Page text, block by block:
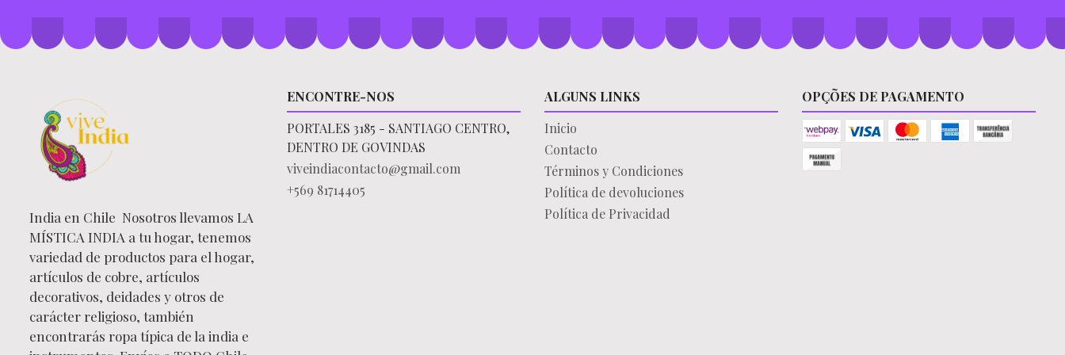
India en Chile Nosotros llevamos LA
MÍSTICA INDIA a tu hogar, tenemos
variedad de productos para el hogar,
artículos de cobre, artículos
decorativos, deidades y otros de
carácter religioso, también
encontrarás ropa típica de la india e
ENCONTRE-NOS
PORTALES 3185 - SANTIAGO CENTRO,
DENTRO DE GOVINDAS
viveindiacontacto@gmail.com
+569 81714405
ALGUNS LINKS
Inicio
Contacto
Términos y Condiciones
Política de devoluciones
Política de Privacidad
OPÇÕES DE PAGAMENTO